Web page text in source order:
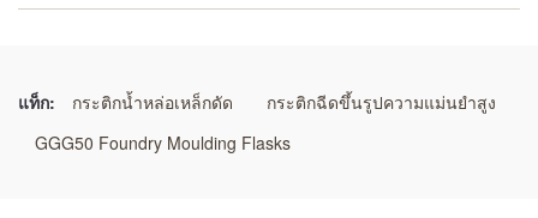
การหล่อขวด:
แท็ก: กระติกน้ำหล่อเหล็กดัด
กระติกฉีดขึ้นรูปความแม่นยำสูง
GGG50 Foundry Moulding Flasks